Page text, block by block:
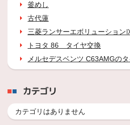
釜めし
古代蓮
三菱ランサーエボリューショ
トヨタ 86 タイヤ交換
メルセデスベンツ C63AMGの
カテゴリ
カテゴリはありません